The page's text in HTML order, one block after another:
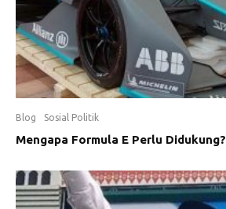
Blog Sosial Politik
Mengapa Formula E Perlu Didukung?